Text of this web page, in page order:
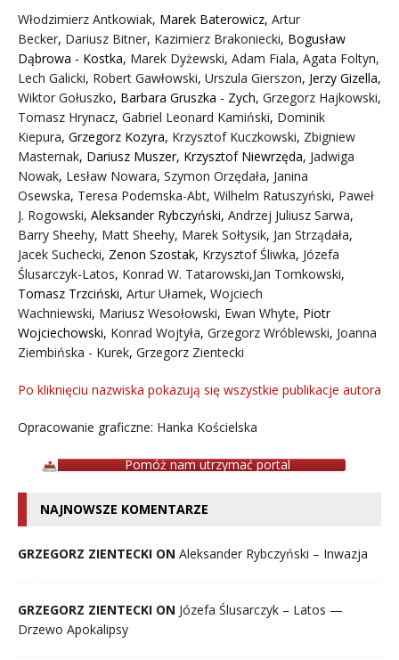
Włodzimierz Antkowiak, Marek Baterowicz, Artur
Becker, Dariusz Bitner, Kazimierz Brakoniecki, Bogusław
Dąbrowa - Kostka, Marek Dyżewski, Adam Fiala, Agata Foltyn,
Lech Galicki, Robert Gawłowski, Urszula Gierszon, Jerzy Gizella,
Wiktor Gołuszko, Barbara Gruszka - Zych, Grzegorz Hajkowski,
Tomasz Hrynacz, Gabriel Leonard Kamiński, Dominik
Kiepura, Grzegorz Kozyra, Krzysztof Kuczkowski, Zbigniew
Masternak, Dariusz Muszer, Krzysztof Niewrzęda, Jadwiga
Nowak, Lesław Nowara, Szymon Orzędała, Janina
Osewska, Teresa Podemska-Abt, Wilhelm Ratuszyński, Paweł
J. Rogowski, Aleksander Rybczyński, Andrzej Juliusz Sarwa,
Barry Sheehy, Matt Sheehy, Marek Sołtysik, Jan Strządała,
Jacek Suchecki, Zenon Szostak, Krzysztof Śliwka, Józefa
Ślusarczyk-Latos, Konrad W. Tatarowski,Jan Tomkowski,
Tomasz Trzciński, Artur Ułamek, Wojciech
Wachniewski, Mariusz Wesołowski, Ewan Whyte, Piotr
Wojciechowski, Konrad Wojtyła, Grzegorz Wróblewski, Joanna
Ziembińska - Kurek, Grzegorz Zientecki
Po kliknięciu nazwiska pokazują się wszystkie publikacje autora
Opracowanie graficzne: Hanka Kościelska
Pomóż nam utrzymać portal
NAJNOWSZE KOMENTARZE
GRZEGORZ ZIENTECKI ON Aleksander Rybczyński – Inwazja
GRZEGORZ ZIENTECKI ON Józefa Ślusarczyk – Latos —
Drzewo Apokalipsy